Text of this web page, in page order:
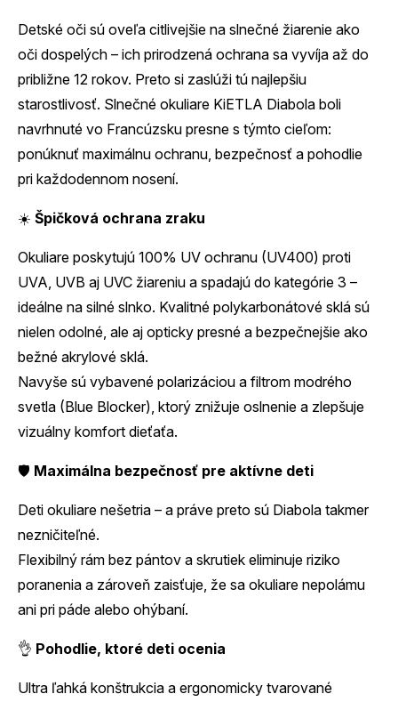
Detské oči sú oveľa citlivejšie na slnečné žiarenie ako
oči dospelých – ich prirodzená ochrana sa vyvíja až do
približne 12 rokov. Preto si zaslúži tú najlepšiu
starostlivosť. Slnečné okuliare KiETLA Diabola boli
navrhnuté vo Francúzsku presne s týmto cieľom:
ponúknuť maximálnu ochranu, bezpečnosť a pohodlie
pri každodennom nosení.
☀️ Špičková ochrana zraku
Okuliare poskytujú 100% UV ochranu (UV400) proti
UVA, UVB aj UVC žiareniu a spadajú do kategórie 3 –
ideálne na silné slnko. Kvalitné polykarbonátové sklá sú
nielen odolné, ale aj opticky presné a bezpečnejšie ako
bežné akrylové sklá.
Navyše sú vybavené polarizáciou a filtrom modrého
svetla (Blue Blocker), ktorý znižuje oslnenie a zlepšuje
vizuálny komfort dieťaťa.
🛡️ Maximálna bezpečnosť pre aktívne deti
Deti okuliare nešetria – a práve preto sú Diabola takmer
nezničiteľné.
Flexibilný rám bez pántov a skrutiek eliminuje riziko
poranenia a zároveň zaisťuje, že sa okuliare nepolámu
ani pri páde alebo ohýbaní.
👌 Pohodlie, ktoré deti ocenia
Ultra ľahká konštrukcia a ergonomicky tvarované